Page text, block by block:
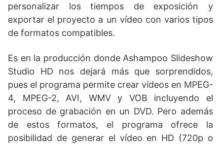
personalizar los tiempos de exposición y
exportar el proyecto a un vídeo con varios tipos
de formatos compatibles.
Es en la producción donde Ashampoo Slideshow
Studio HD nos dejará más que sorprendidos,
pues el programa permite crear vídeos en MPEG-
4, MPEG-2, AVI, WMV y VOB incluyendo el
proceso de grabación en un DVD. Pero además
de estos formatos, el programa ofrece la
posibilidad de generar el vídeo en HD (720p o